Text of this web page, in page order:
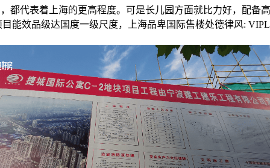
都代表着上海的更高程度。可是长儿园方面就比力好，配备
能效品级达国度一级尺度，上海品卑国际售楼处德律风: